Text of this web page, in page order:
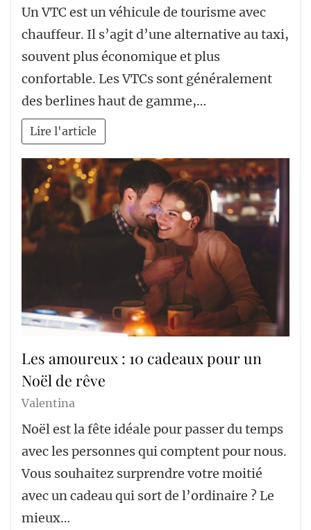
Un VTC est un véhicule de tourisme avec
chauffeur. Il s’agit d’une alternative au taxi,
souvent plus économique et plus
confortable. Les VTCs sont généralement
des berlines haut de gamme,…
Lire l'article
Les amoureux : 10 cadeaux pour un
Noël de rêve
Valentina
Noël est la fête idéale pour passer du temps
avec les personnes qui comptent pour nous.
Vous souhaitez surprendre votre moitié
avec un cadeau qui sort de l’ordinaire ? Le
mieux…